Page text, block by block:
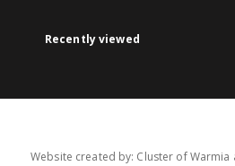
Recently viewed
Website created by: Cluster of Warmia